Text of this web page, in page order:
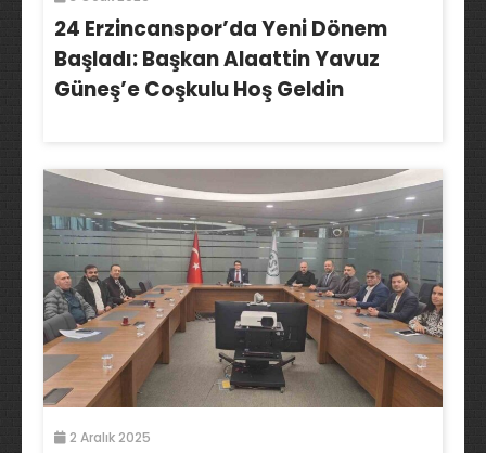
24 Erzincanspor’da Yeni Dönem
Başladı: Başkan Alaattin Yavuz
Güneş’e Coşkulu Hoş Geldin
2 Aralık 2025